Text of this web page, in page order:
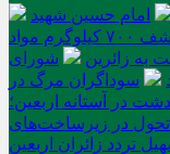
امام حسین شهید
هلاکت چهار شرور مسلح وکشف ۷۰۰ کیلوگرم مواد
به زائرین
شورای
سوداگران مرگ در
در آستانه اربعین؛
تحول در زیرساخت‌های
تردد زائران اربعین